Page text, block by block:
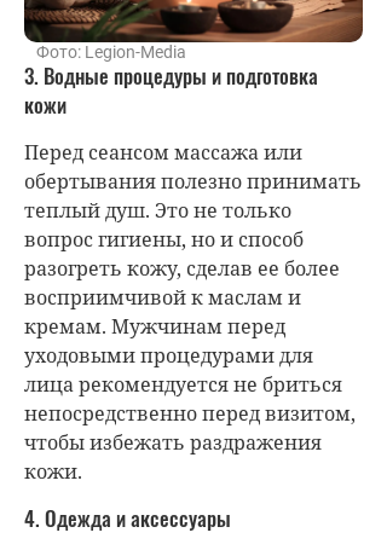
Фото: Legion-Media
3. Водные процедуры и подготовка
кожи
Перед сеансом массажа или
обертывания полезно принимать
теплый душ. Это не только
вопрос гигиены, но и способ
разогреть кожу, сделав ее более
восприимчивой к маслам и
кремам. Мужчинам перед
уходовыми процедурами для
лица рекомендуется не бриться
непосредственно перед визитом,
чтобы избежать раздражения
кожи.
4. Одежда и аксессуары